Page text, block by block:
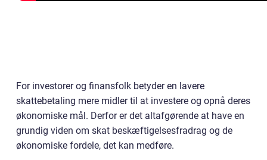
For investorer og finansfolk betyder en lavere
skattebetaling mere midler til at investere og opnå deres
økonomiske mål. Derfor er det altafgørende at have en
grundig viden om skat beskæftigelsesfradrag og de
økonomiske fordele, det kan medføre.